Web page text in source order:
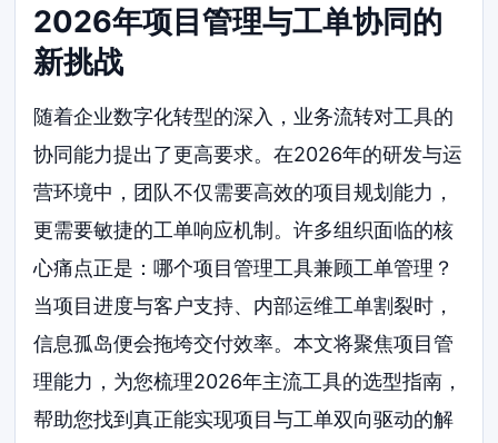
2026年项目管理与工单协同的
新挑战
随着企业数字化转型的深入，业务流转对工具的
协同能力提出了更高要求。在2026年的研发与运
营环境中，团队不仅需要高效的项目规划能力，
更需要敏捷的工单响应机制。许多组织面临的核
心痛点正是：哪个项目管理工具兼顾工单管理？
当项目进度与客户支持、内部运维工单割裂时，
信息孤岛便会拖垮交付效率。本文将聚焦项目管
理能力，为您梳理2026年主流工具的选型指南，
帮助您找到真正能实现项目与工单双向驱动的解